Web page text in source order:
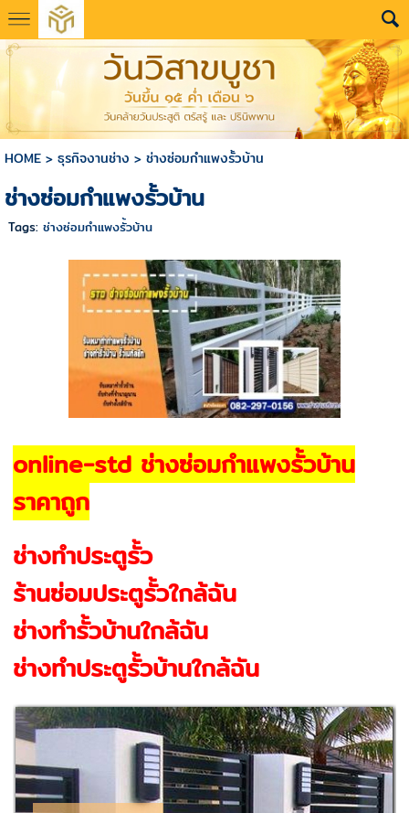
HOME> ธุรกิจงานช่าง > ช่างซ่อมกำแพงรั้วบ้าน
ช่างซ่อมกำแพงรั้วบ้าน
Tags: ช่างซ่อมกำแพงรั้วบ้าน
online-std ช่างซ่อมกำแพงรั้วบ้าน
ราคาถูก
ช่างทำประตูรั้ว
ร้านซ่อมประตูรั้วใกล้ฉัน
ช่างทํารั้วบ้านใกล้ฉัน
ช่างทําประตูรั้วบ้านใกล้ฉัน